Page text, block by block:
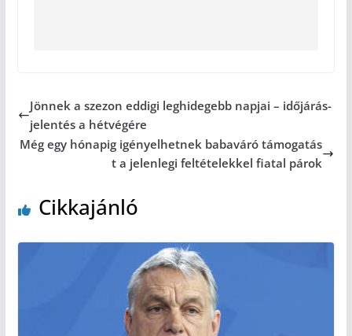
Jönnek a szezon eddigi leghidegebb napjai – időjárás-
jelentés a hétvégére
Még egy hónapig igényelhetnek babaváró támogatás
t a jelenlegi feltételekkel fiatal párok
Cikkajánló